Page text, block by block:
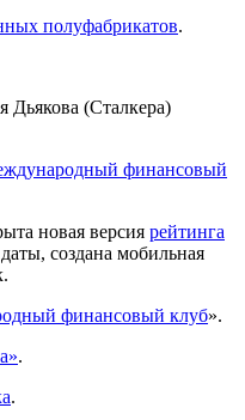
полуфабрикатов.
Дьякова (Сталкера)
финансовый
новая версия рейтинга
создана мобильная
финансовый клуб».
.
.